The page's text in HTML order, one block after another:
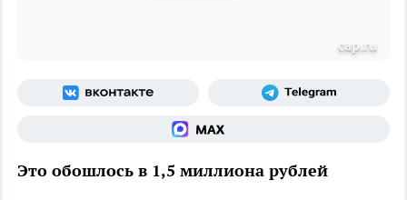
cap.ru
Это обошлось в 1,5 миллиона рублей